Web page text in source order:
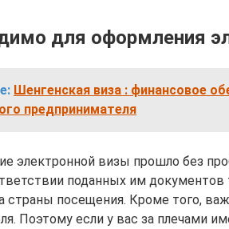
для оформления
Шенгенская виза : финансовое
предпринимателя
электронной визы прошло без
поданных им
страны посещения. Кроме того,
Поэтому если у вас за плечами